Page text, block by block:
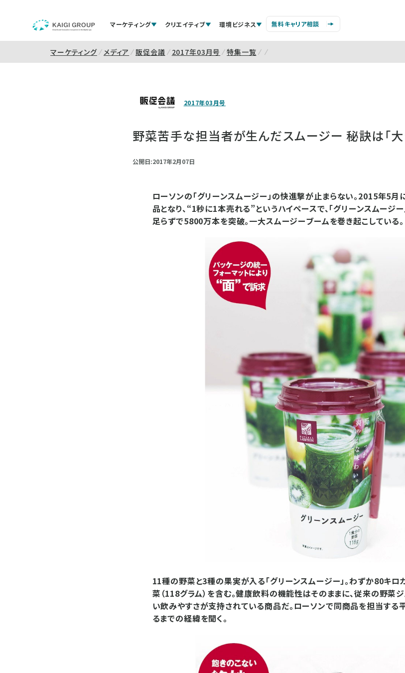
マーケティング クリエイティブ 環境ビジネス 無料キャリア相談
マーケティング メディア 販促会議 2017年03月号 特集一覧
2017年03月号
野菜苦手な担当者が生んだスムージー 秘訣は「大
公開日:2017年2月07日
ローソンの「グリーンスムージー」の快進撃が止まらない。2015年5月
品となり、“1秒に1本売れる”というハイペースで、「グリーンスムージ
足らずで5800万本を突破。一大スムージーブームを巻き起こしている。
11種の野菜と3種の果実が入る「グリーンスムージー」。わずか80キ
菜（118グラム）を含む。健康飲料の機能性はそのままに、従来の野菜
い飲みやすさが支持されている商品だ。ローソンで同商品を担当する
るまでの経緯を聞く。